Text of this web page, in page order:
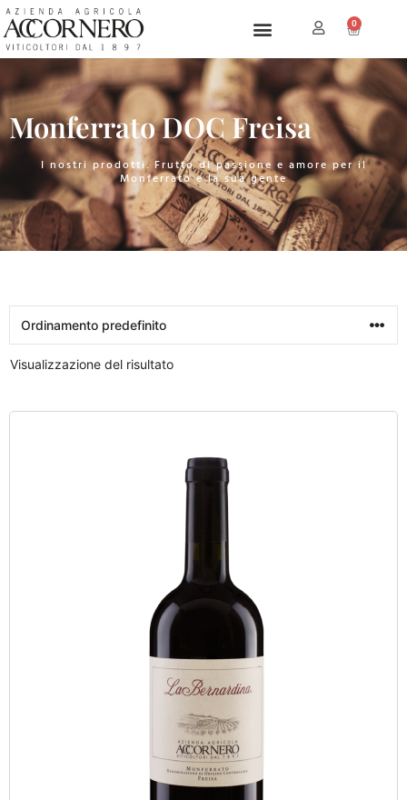
0
Monferrato DOC Freisa
I nostri prodotti. Frutto di passione e amore per il
Monferrato e la sua gente
Visualizzazione del risultato